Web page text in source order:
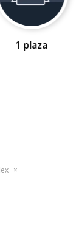
1 plaza